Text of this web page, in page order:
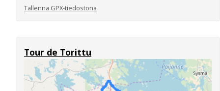
Tallenna GPX-tiedostona
Tour de Torittu